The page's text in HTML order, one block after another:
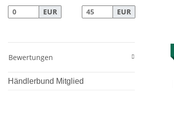
EUR
EUR
Bewertungen
Händlerbund Mitglied